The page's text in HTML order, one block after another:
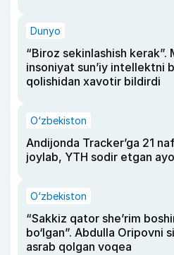
Dunyo
“Biroz sekinlashish kerak”.
insoniyat sun’iy intellektni
qolishidan xavotir bildirdi
O‘zbekiston
Andijonda Tracker’ga 21
joylab, YTH sodir etgan
O‘zbekiston
“Sakkiz qator she’rim
bo‘lgan”. Abdulla Oripovni
asrab qolgan voqea